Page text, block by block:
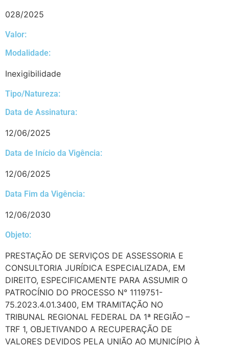
028/2025
Valor:
Modalidade:
Inexigibilidade
Tipo/Natureza:
Data de Assinatura:
12/06/2025
Data de Início da Vigência:
12/06/2025
Data Fim da Vigência:
12/06/2030
Objeto:
PRESTAÇÃO DE SERVIÇOS DE ASSESSORIA E
CONSULTORIA JURÍDICA ESPECIALIZADA, EM
DIREITO, ESPECIFICAMENTE PARA ASSUMIR O
PATROCÍNIO DO PROCESSO N° 1119751-
75.2023.4.01.3400, EM TRAMITAÇÃO NO
TRIBUNAL REGIONAL FEDERAL DA 1ª REGIÃO –
TRF 1, OBJETIVANDO A RECUPERAÇÃO DE
VALORES DEVIDOS PELA UNIÃO AO MUNICÍPIO À